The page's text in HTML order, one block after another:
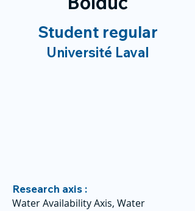
Student regular
Université Laval
Research axis :
Water Availability Axis, Water